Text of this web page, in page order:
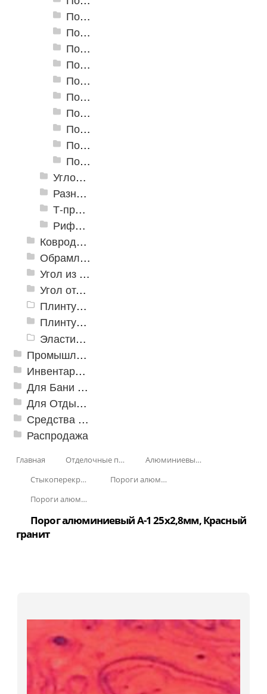
Пороги алюминиевые А-8 80х3,5 мм (открытый крепеж)
Пороги алюминиевые А-10 100х3,5 мм (открытый крепеж)
Пороги алюминиевые А-20 20х3,5 мм (открытый крепеж)
Пороги алюминиевые А-30 30х5 мм (открытый крепеж)
Пороги алюминиевые А-39 39х5,4 мм (открытый крепеж)
Пороги алюминиевые А-45 45х4,4 мм (открытый крепеж)
Пороги алюминиевые B-1 30х4,2 мм (скрытый крепеж)
Пороги алюминиевые B-2 37х4,4 мм (скрытый крепеж)
Пороги алюминиевые B-4 41х6-13 мм (скрытый крепеж)
Пороги алюминиевые B-5 80х4,6 мм (скрытый крепеж)
Угловые алюминиевые пороги
Разноуровневые алюминиевые профили
Т-профиль
Рифленые алюминиевые листы и углы квинтет
Ковродержатели
Обрамление
Угол из ПВХ
Угол отделочный арочный
Плинтус для столешниц
Плинтусы «KronPlast»
Эластичный напольно-стыковочный профиль Cezar
Промышленный текстиль
Инвентарь для клининга
Для Бани и Сауны
Для Отдыха и Пикника
Средства от насекомых и садовых вредителей
Распродажа
Главная Отделочные профили
Алюминиевые пороги
Стыкоперекрывающие алюминиевые пороги
Пороги алюминиевые стыкоперекрывающие А-1. (25*2,8мм)
Пороги алюминиевые А-1 25х2,8 мм Декорированные
Порог алюминиевый А-1 25х2,8мм, Красный
гранит